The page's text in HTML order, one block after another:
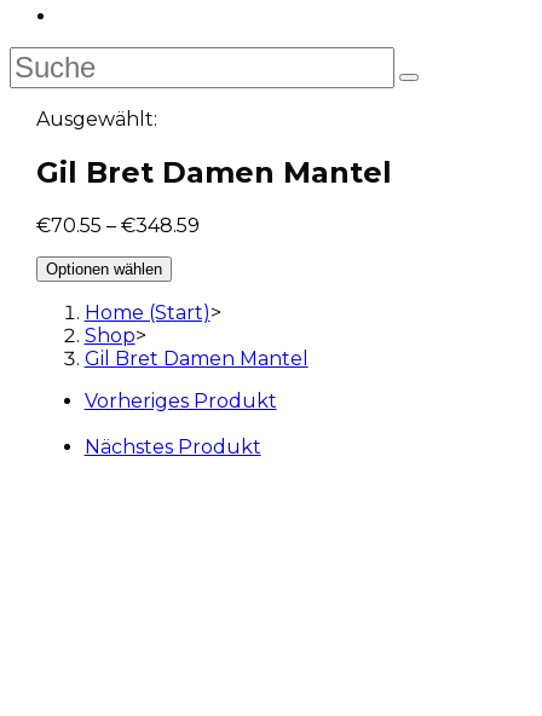
Ausgewählt:
Gil Bret Damen Mantel
€70.55 – €348.59
Optionen wählen
Home (Start)>
Shop>
Gil Bret Damen Mantel
Vorheriges Produkt
Nächstes Produkt